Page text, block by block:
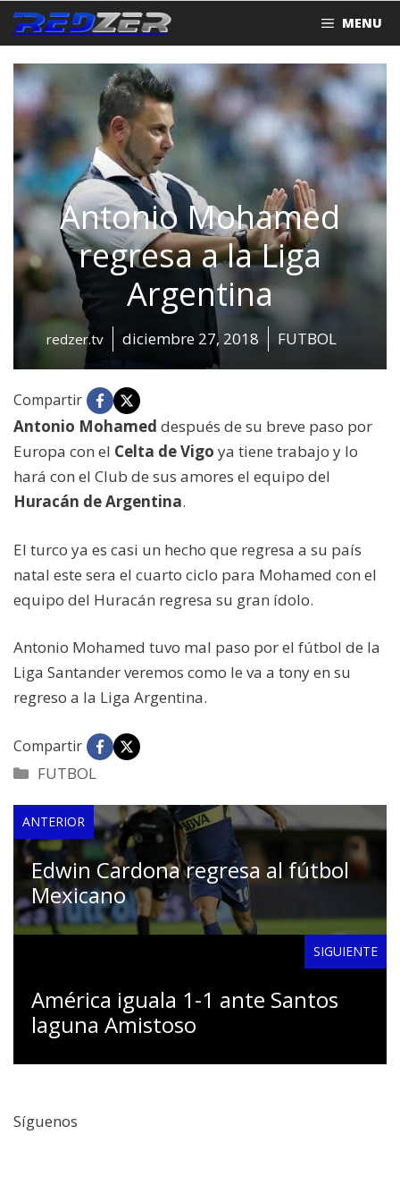
Saltar
al
contenido
MENU
Antonio Mohamed
regresa a la Liga
Argentina
redzer.tv diciembre 27, 2018 FUTBOL
Compartir
Antonio Mohamed después de su breve paso por
Europa con el Celta de Vigo ya tiene trabajo y lo
hará con el Club de sus amores el equipo del
Huracán de Argentina.
El turco ya es casi un hecho que regresa a su país
natal este sera el cuarto ciclo para Mohamed con el
equipo del Huracán regresa su gran ídolo.
Antonio Mohamed tuvo mal paso por el fútbol de la
Liga Santander veremos como le va a tony en su
regreso a la Liga Argentina.
Compartir
Categorías
FUTBOL
ANTERIOR
Edwin Cardona regresa al fútbol
Mexicano
SIGUIENTE
América iguala 1-1 ante Santos
laguna Amistoso
Síguenos